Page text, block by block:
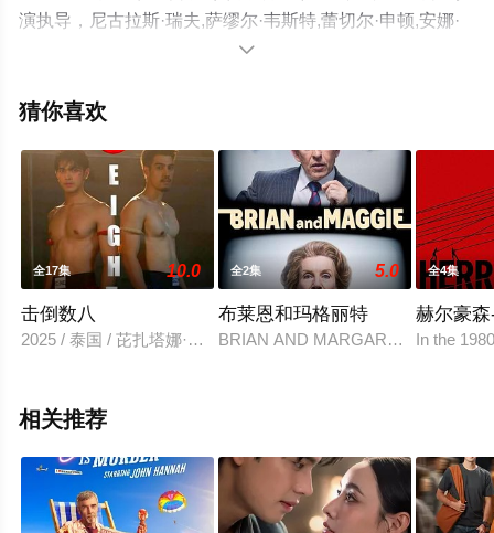
演执导，尼古拉斯·瑞夫,萨缪尔·韦斯特,蕾切尔·申顿,安娜·
梅德利,卡勒姆·伍德豪斯,派翠西亚·霍吉,托尼·皮茨,伊莫金·
弗隆,Winter,Gilliam,Remy,Gardner-France,Lorenzo,Lewis-
大结局剧情已揭晓（1-6全集），手机免费观看高清未删减
完整版电视剧全集就上天堂电影网，热播电视剧提前免费
观看，更多剧情信息可移步至豆瓣电视剧、电视猫或剧情
网等平台了解。

猜你喜欢
全17集 10.0
击倒数八
2025 / 泰国 / 芘扎塔娜·翁沙纳塔纳辛,纳瓦希·普潘塔奇斯,昂滃·
全2集 5.0
布莱恩和玛格丽特
BRIAN AND MARGARET, a tv
全4集
赫尔豪
In the
相关推荐